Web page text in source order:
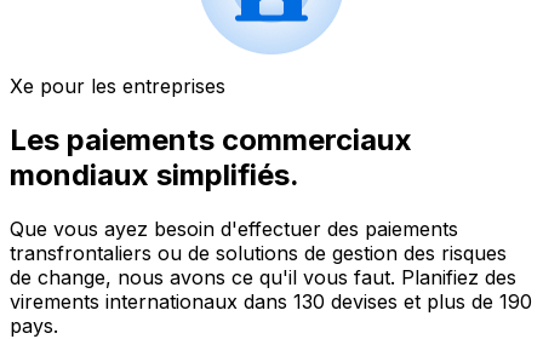
Xe pour les entreprises
Les paiements commerciaux
mondiaux simplifiés.
Que vous ayez besoin d'effectuer des paiements
transfrontaliers ou de solutions de gestion des risques
de change, nous avons ce qu'il vous faut. Planifiez des
virements internationaux dans 130 devises et plus de 190
pays.